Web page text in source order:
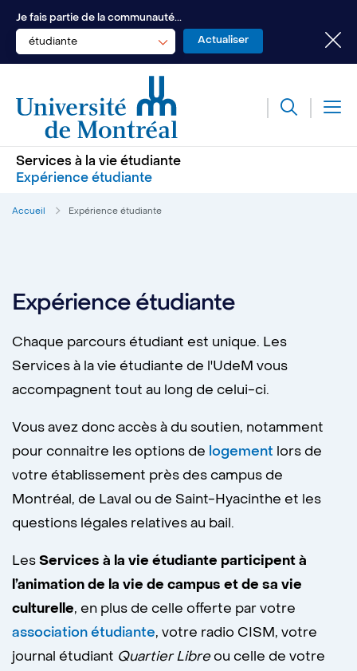
Je fais partie de la communauté...
étudiante
Services à la vie étudiante
Expérience étudiante
Accueil Expérience étudiante
Expérience étudiante
Chaque parcours étudiant est unique. Les
Services à la vie étudiante de l'UdeM vous
accompagnent tout au long de celui-ci.
Vous avez donc accès à du soutien, notamment
pour connaitre les options de logement lors de
votre établissement près des campus de
Montréal, de Laval ou de Saint-Hyacinthe et les
questions légales relatives au bail.
LesServices à la vie étudiante participent à
l’animation de la vie de campus et de sa vie
culturelle, en plus de celle offerte par votre
association étudiante, votre radio CISM, votre
journal étudiant Quartier Libreou celle de votre